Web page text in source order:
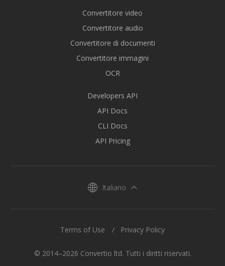
Convertitore video
Convertitore audio
Convertitore di documenti
Convertitore immagini
OCR
Developers API
API Docs
CLI Docs
API Pricing
Italiano
© 2014–2026 Convertio ltd. Tutti i diritti riservati.
Terms of Use Privacy Policy